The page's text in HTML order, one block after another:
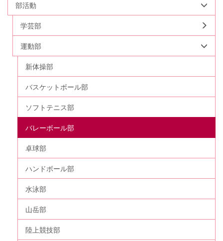
部活動
学芸部
運動部
新体操部
バスケットボール部
ソフトテニス部
バレーボール部
卓球部
ハンドボール部
水泳部
山岳部
陸上競技部